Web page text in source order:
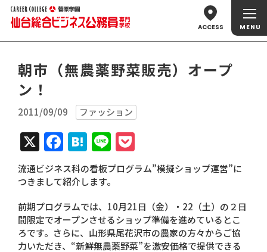
ACCESS
朝市（無農薬野菜販売）オープ
ン！
2011/09/09 ファッション
X Facebook
Hatena
Line
流通ビジネス科の看板プログラム”模擬ショップ運営”に
つきまして紹介します。
前期プログラムでは、10月21日（金）・22（土）の２日
間限定でオープンさせるショップ準備を進めているとこ
ろです。さらに、山形県尾花沢市の農家の方々からご協
力いただき、“新鮮無農薬野菜”を激安価格で提供できる